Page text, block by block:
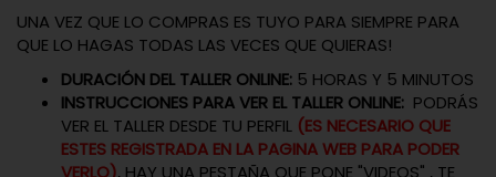
UNA VEZ QUE LO COMPRAS ES TUYO PARA SIEMPRE PARA
QUE LO HAGAS TODAS LAS VECES QUE QUIERAS!
DURACIÓN DEL TALLER ONLINE: 5 HORAS Y 5 MINUTOS
INSTRUCCIONES PARA VER EL TALLER ONLINE: PODRÁS
VER EL TALLER DESDE TU PERFIL (ES NECESARIO QUE
ESTES REGISTRADA EN LA PAGINA WEB PARA PODER
VERLO), HAY UNA PESTAÑA QUE PONE "VIDEOS" , TE